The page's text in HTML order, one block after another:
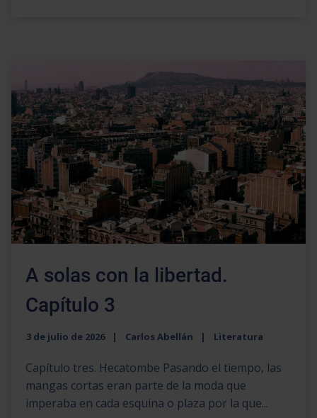
A solas con la libertad.
Capítulo 3
3 de julio de 2026 Carlos Abellán Literatura
Capítulo tres. Hecatombe Pasando el tiempo, las
mangas cortas eran parte de la moda que
imperaba en cada esquina o plaza por la que...